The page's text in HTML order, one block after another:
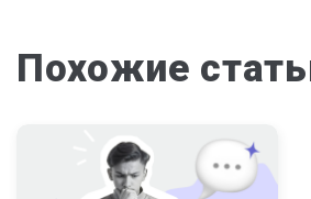
Похожие